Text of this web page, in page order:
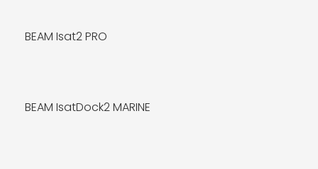
BEAM Isat2 PRO
BEAM IsatDock2 MARINE